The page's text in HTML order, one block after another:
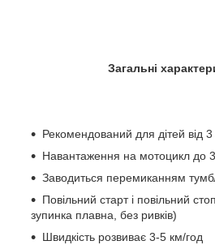
Загальні
Рекомендований для дітей від 3
Навантаження на мотоцикл до
Заводиться перемиканням
Повільний старт і повільний
зупинка плавна, без ривків)
Швидкість розвиває 3-5 км/год